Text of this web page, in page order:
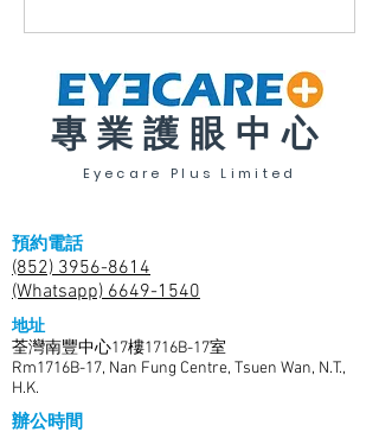
專業護眼中心
Eyecare Plus Limited
預約電話
(852) 3956-8614
(Whatsapp) 6649-1540
地址
荃灣南豐中心17樓1716B-17室
Rm1716B-17, Nan Fung Centre, Tsuen Wan, N.T.,
H.K.
辦公時間